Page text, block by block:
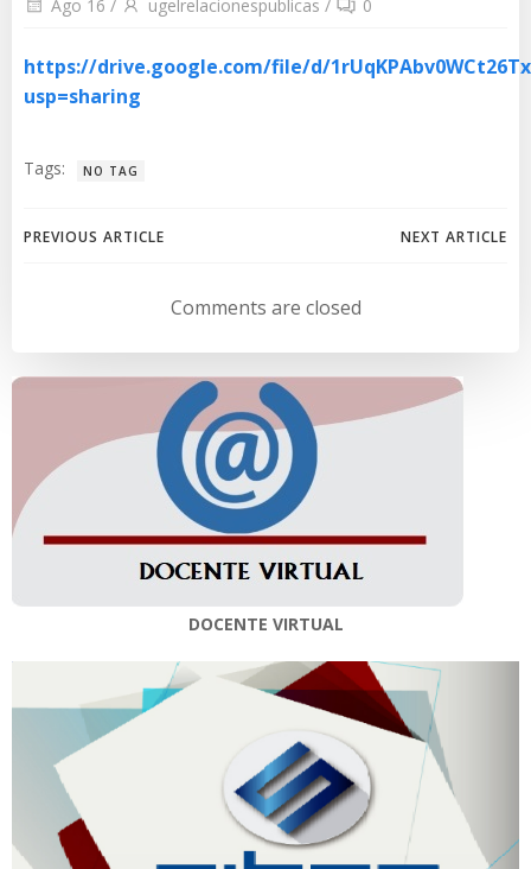
Ago 16 / ugelrelacionespublicas / 0
https://drive.google.com/file/d/
usp=sharing
Tags: NO TAG
Navegación
entradas
PREVIOUS ARTICLE
Navegación
de
entradas
NEXT ARTICLE
Comments are closed
DOCENTE VIRTUAL